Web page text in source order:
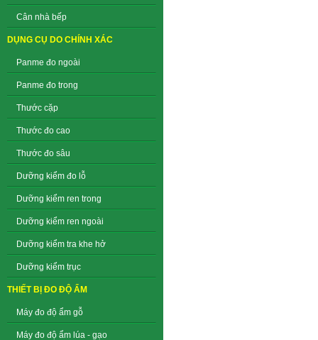
Cân nhà bếp
DỤNG CỤ DO CHÍNH XÁC
Panme đo ngoài
Panme đo trong
Thước cặp
Thước đo cao
Thước đo sâu
Dưỡng kiểm đo lỗ
Dưỡng kiểm ren trong
Dưỡng kiểm ren ngoài
Dưỡng kiểm tra khe hở
Dưỡng kiểm trục
THIẾT BỊ ĐO ĐỘ ẨM
Máy đo độ ẩm gỗ
Máy đo độ ẩm lúa - gạo